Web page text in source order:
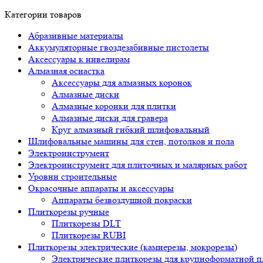
Категории товаров
Абразивные материалы
Аккумуляторные гвоздезабивные пистолеты
Аксессуары к нивелирам
Алмазная оснастка
Аксессуары для алмазных коронок
Алмазные диски
Алмазные коронки для плитки
Алмазные диски для гравера
Круг алмазный гибкий шлифовальный
Шлифовальные машины для стен, потолков и пола
Электроинструмент
Электроинструмент для плиточных и малярных работ
Уровни строительные
Окрасочные аппараты и аксессуары
Аппараты безвоздушной покраски
Плиткорезы ручные
Плиткорезы DLT
Плиткорезы RUBI
Плиткорезы электрические (камнерезы, мокрорезы)
Электрические плиткорезы для крупноформатной